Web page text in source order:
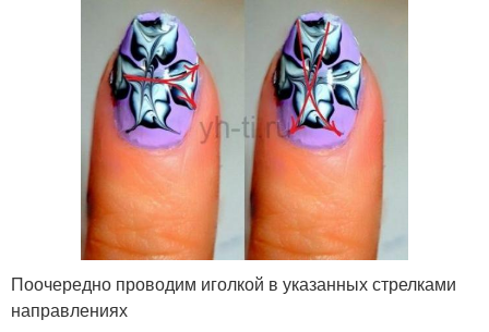
Поочередно проводим иголкой в указанных стрелками
направлениях